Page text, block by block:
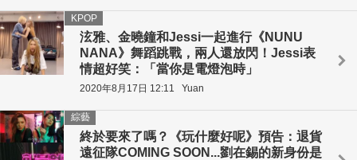
泫雅、金曉鐘和Jessi一起進行《NUNU
NANA》舞蹈跳戰，兩人還放閃！Jessi表
情超好笑：「當你是電燈泡時」
KPOP
2020年8月17日 12:11 Yuan
終於要來了嗎？《玩什麼好呢》預告：退貨
遠征隊COMING SOON...劉在錫的新身份是
綜藝